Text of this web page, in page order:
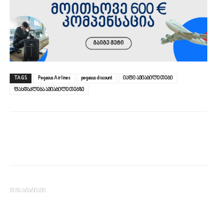
TAGS Pegasus Airlines pegasus discount
იაფი ავიაბილეთები
ფასდაკლება ავიაბილეთებზე
წინა სტატიაში